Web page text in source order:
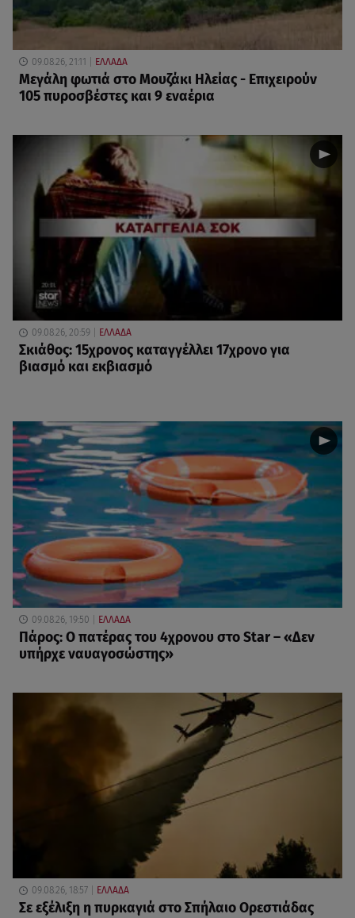
09.08.26, 21:11 ΕΛΛΑΔΑ
Μεγάλη φωτιά στο Μουζάκι Ηλείας - Επιχειρούν
105 πυροσβέστες και 9 εναέρια
09.08.26, 20:59 ΕΛΛΑΔΑ
Σκιάθος: 15χρονος καταγγέλλει 17χρονο για
βιασμό και εκβιασμό
09.08.26, 19:50 ΕΛΛΑΔΑ
Πάρος: Ο πατέρας του 4χρονου στο Star – «Δεν
υπήρχε ναυαγοσώστης»
09.08.26, 18:57 ΕΛΛΑΔΑ
Σε εξέλιξη η πυρκαγιά στο Σπήλαιο Ορεστιάδας